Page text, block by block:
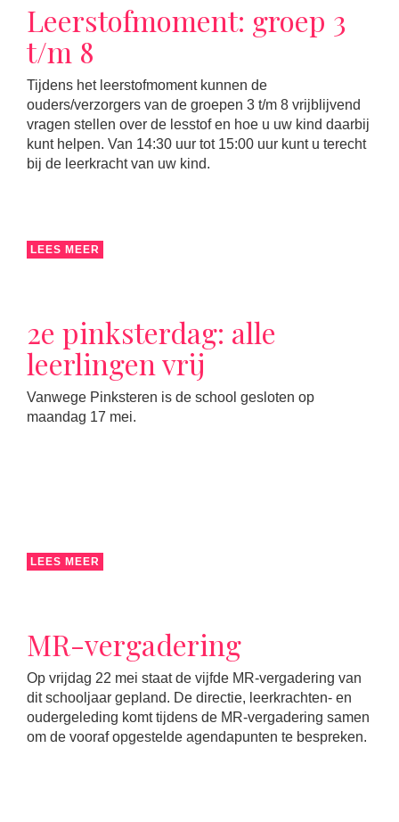
Leerstofmoment: groep 3
t/m 8
Tijdens het leerstofmoment kunnen de
ouders/verzorgers van de groepen 3 t/m 8 vrijblijvend
vragen stellen over de lesstof en hoe u uw kind daarbij
kunt helpen. Van 14:30 uur tot 15:00 uur kunt u terecht
bij de leerkracht van uw kind.
LEES MEER
2e pinksterdag: alle
leerlingen vrij
Vanwege Pinksteren is de school gesloten op
maandag 17 mei.
LEES MEER
MR-vergadering
Op vrijdag 22 mei staat de vijfde MR-vergadering van
dit schooljaar gepland. De directie, leerkrachten- en
oudergeleding komt tijdens de MR-vergadering samen
om de vooraf opgestelde agendapunten te bespreken.